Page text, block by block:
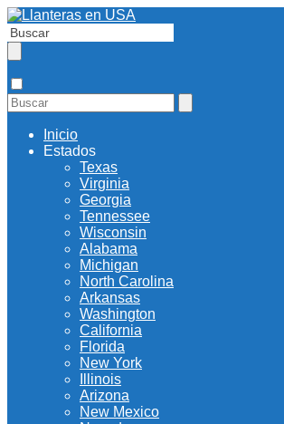
Inicio
Estados
Texas
Virginia
Georgia
Tennessee
Wisconsin
Alabama
Michigan
North Carolina
Arkansas
Washington
California
Florida
New York
Illinois
Arizona
New Mexico